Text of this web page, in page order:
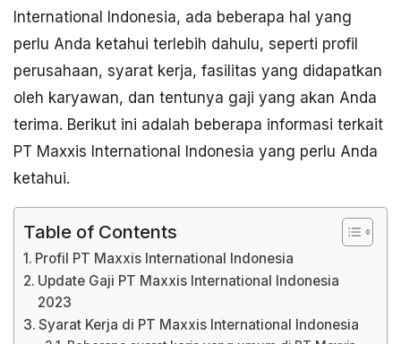
International Indonesia, ada beberapa hal yang
perlu Anda ketahui terlebih dahulu, seperti profil
perusahaan, syarat kerja, fasilitas yang didapatkan
oleh karyawan, dan tentunya gaji yang akan Anda
terima. Berikut ini adalah beberapa informasi terkait
PT Maxxis International Indonesia yang perlu Anda
ketahui.
Table of Contents
Profil PT Maxxis International Indonesia
Update Gaji PT Maxxis International Indonesia
2023
Syarat Kerja di PT Maxxis International Indonesia